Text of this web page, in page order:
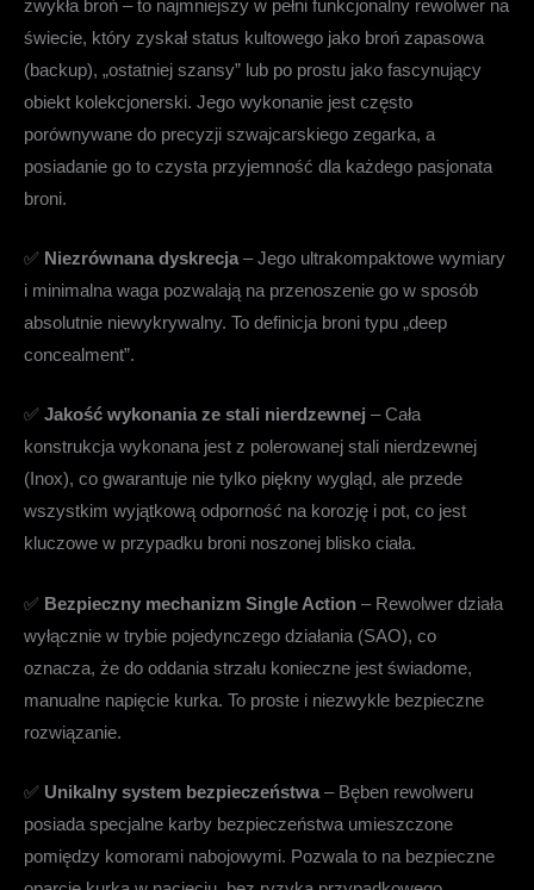
zwykła broń – to najmniejszy w pełni funkcjonalny rewolwer na
świecie, który zyskał status kultowego jako broń zapasowa
(backup), „ostatniej szansy” lub po prostu jako fascynujący
obiekt kolekcjonerski. Jego wykonanie jest często
porównywane do precyzji szwajcarskiego zegarka, a
posiadanie go to czysta przyjemność dla każdego pasjonata
broni.
✅ Niezrównana dyskrecja – Jego ultrakompaktowe wymiary
i minimalna waga pozwalają na przenoszenie go w sposób
absolutnie niewykrywalny. To definicja broni typu „deep
concealment”.
✅ Jakość wykonania ze stali nierdzewnej – Cała
konstrukcja wykonana jest z polerowanej stali nierdzewnej
(Inox), co gwarantuje nie tylko piękny wygląd, ale przede
wszystkim wyjątkową odporność na korozję i pot, co jest
kluczowe w przypadku broni noszonej blisko ciała.
✅ Bezpieczny mechanizm Single Action – Rewolwer działa
wyłącznie w trybie pojedynczego działania (SAO), co
oznacza, że do oddania strzału konieczne jest świadome,
manualne napięcie kurka. To proste i niezwykle bezpieczne
rozwiązanie.
✅ Unikalny system bezpieczeństwa – Bęben rewolweru
posiada specjalne karby bezpieczeństwa umieszczone
pomiędzy komorami nabojowymi. Pozwala to na bezpieczne